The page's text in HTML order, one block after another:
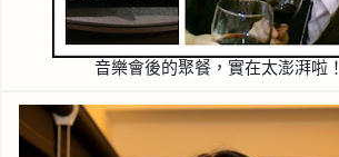
音樂會後的聚餐，實在太澎湃啦！